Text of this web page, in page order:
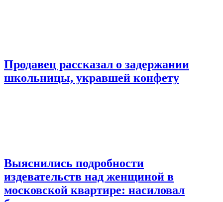
Продавец рассказал о задержании
школьницы, укравшей конфету
Выяснились подробности
издевательств над женщиной в
московской квартире: насиловал